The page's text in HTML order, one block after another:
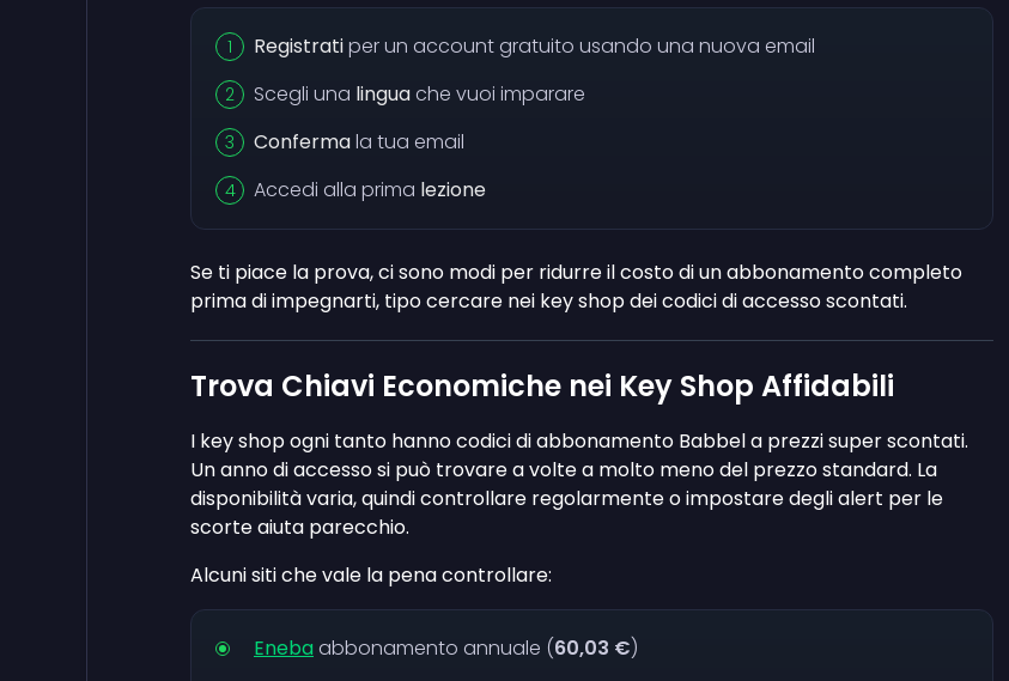
Registratiper un account gratuito usando una nuova email
Scegli una linguache vuoi imparare
Confermala tua email
Accedi alla prima lezione
Se ti piace la prova, ci sono modi per ridurre il costo di un abbonamento completo
prima di impegnarti, tipo cercare nei key shop dei codici di accesso scontati.
Trova Chiavi Economiche nei Key Shop Affidabili
I key shop ogni tanto hanno codici di abbonamento Babbel a prezzi super scontati.
Un anno di accesso si può trovare a volte a molto meno del prezzo standard. La
disponibilità varia, quindi controllare regolarmente o impostare degli alert per le
scorte aiuta parecchio.
Alcuni siti che vale la pena controllare:
Eneba abbonamento annuale (60,03 €)